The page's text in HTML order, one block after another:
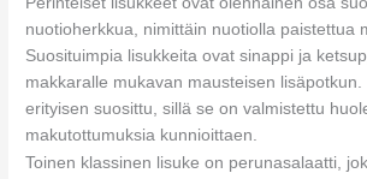
nuotioherkkua, nimittäin nuotiolla paistettua
Suosituimpia lisukkeita ovat sinappi ja
makkaralle mukavan mausteisen lisäpotkun.
erityisen suosittu, sillä se on valmistettu
makutottumuksia kunnioittaen.
Toinen klassinen lisuke on perunasalaatti,